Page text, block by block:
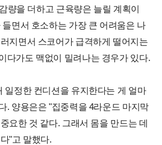
량을 더하고 근육량은 늘릴 계획이
면서 호소하는 가장 큰 어려움은 나
지면서 스코어가 급격하게 떨어지는
다가도 맥없이 밀려나는 경우가 있다.
일정한 컨디션을 유지한다는 게 얼마
. 양용은은 "집중력을 4라운드 마지막
요한 것 같다. 그래서 몸을 만드는 데
"고 말했다.